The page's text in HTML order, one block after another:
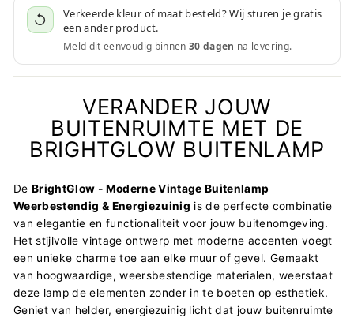
↺
Verkeerde kleur of maat besteld? Wij sturen je gratis
een ander product.
Meld dit eenvoudig binnen 30 dagen na levering.
VERANDER JOUW
BUITENRUIMTE MET DE
BRIGHTGLOW BUITENLAMP
DeBrightGlow - Moderne Vintage Buitenlamp
Weerbestendig & Energiezuinig is de perfecte combinatie
van elegantie en functionaliteit voor jouw buitenomgeving.
Het stijlvolle vintage ontwerp met moderne accenten voegt
een unieke charme toe aan elke muur of gevel. Gemaakt
van hoogwaardige, weersbestendige materialen, weerstaat
deze lamp de elementen zonder in te boeten op esthetiek.
Geniet van helder, energiezuinig licht dat jouw buitenruimte